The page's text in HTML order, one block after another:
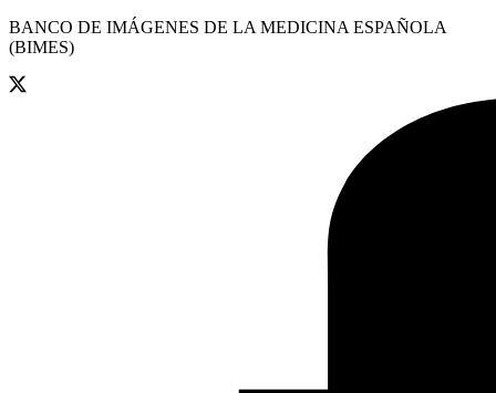
BANCO DE IMÁGENES DE LA MEDICINA ESPAÑOLA
(BIMES)